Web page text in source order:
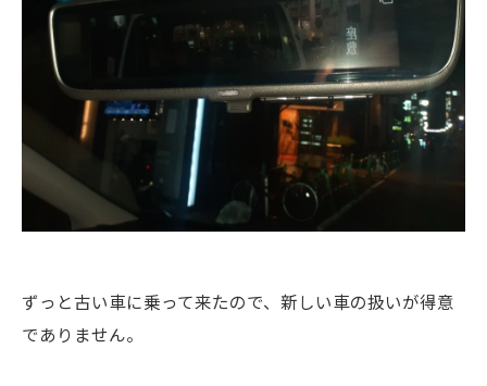
ずっと古い車に乗って来たので、新しい車の扱いが得意
でありません。